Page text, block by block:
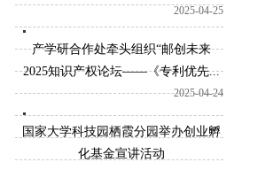
2025-04-25
产学研合作处牵头组织“邮创未来
2025知识产权论坛——《专利优先...
2025-04-24
国家大学科技园栖霞分园举办创业孵
化基金宣讲活动